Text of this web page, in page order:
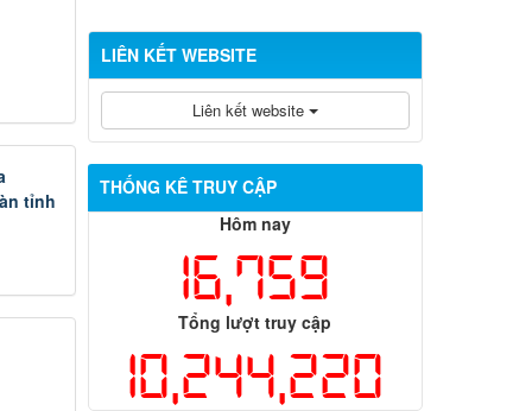
tỉnh
LIÊN KẾT WEBSITE
Liên kết website
THỐNG KÊ TRUY CẬP
Hôm nay
16,759
Tổng lượt truy cập
10,244,220